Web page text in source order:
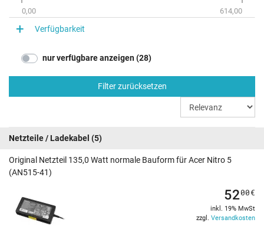
0,00 614,00
Verfügbarkeit
nur verfügbare anzeigen (28)
Filter zurücksetzen
Netzteile / Ladekabel (5)
Original Netzteil 135,0 Watt normale Bauform für Acer Nitro 5
(AN515-41)
5200€
inkl. 19% MwSt
zzgl. Versandkosten